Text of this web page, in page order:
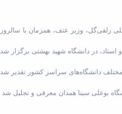
زلفی‌گل، وزیر عتف، همزمان با سالروز